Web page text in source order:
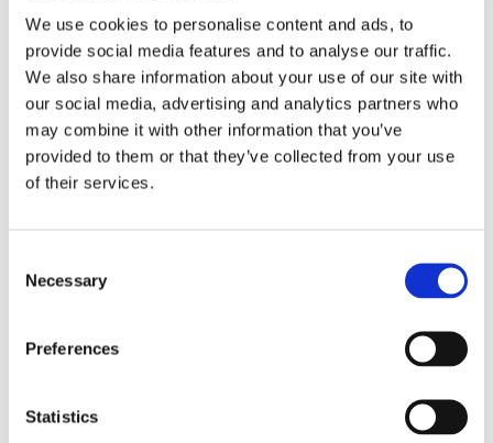
We use cookies to personalise content and ads, to
provide social media features and to analyse our traffic.
We also share information about your use of our site with
our social media, advertising and analytics partners who
may combine it with other information that you’ve
provided to them or that they’ve collected from your use
of their services.
Selection
Necessary
Preferences
Statistics
Eckerö tyngs av höga
bränslekostnader men
frakten fortsätter växa
Storaffären: Kongsberg